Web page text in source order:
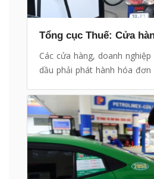
Các cửa hàng, doanh
dầu phải phát hành hóa
Thuế sẽ tăng cường kiểm
nghiêm các hành vi vi phạm.